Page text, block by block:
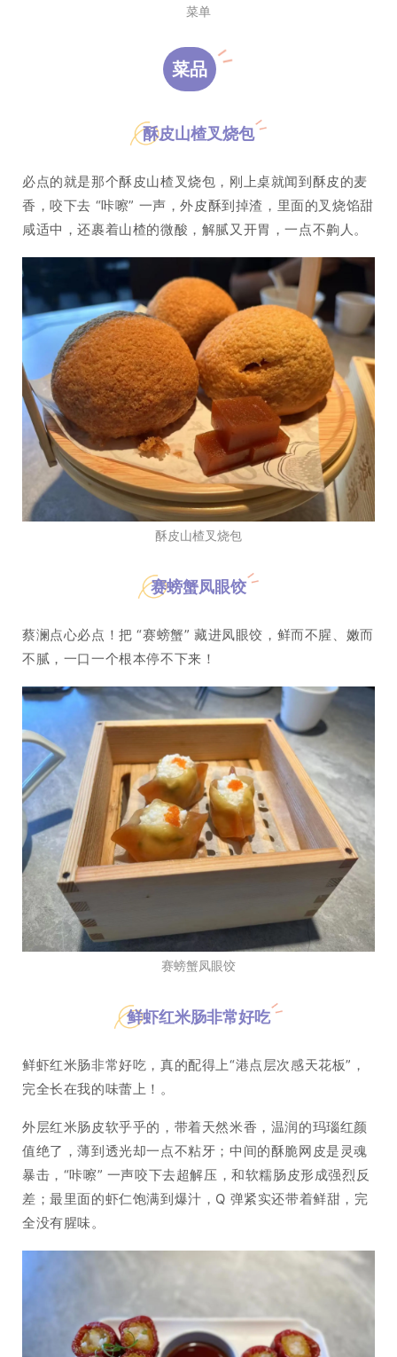
菜单
菜品
酥皮山楂叉烧包
必点的就是那个酥皮山楂叉烧包，刚上桌就闻到酥皮的麦
香，咬下去 “咔嚓” 一声，外皮酥到掉渣，里面的叉烧馅甜
咸适中，还裹着山楂的微酸，解腻又开胃，一点不齁人。
酥皮山楂叉烧包
赛螃蟹凤眼饺
蔡澜点心必点！把 “赛螃蟹” 藏进凤眼饺，鲜而不腥、嫩而
不腻，一口一个根本停不下来！
赛螃蟹凤眼饺
鲜虾红米肠非常好吃
鲜虾红米肠非常好吃，真的配得上“港点层次感天花板”，
完全长在我的味蕾上！。
外层红米肠皮软乎乎的，带着天然米香，温润的玛瑙红颜
值绝了，薄到透光却一点不粘牙；中间的酥脆网皮是灵魂
暴击，“咔嚓” 一声咬下去超解压，和软糯肠皮形成强烈反
差；最里面的虾仁饱满到爆汁，Q 弹紧实还带着鲜甜，完
全没有腥味。